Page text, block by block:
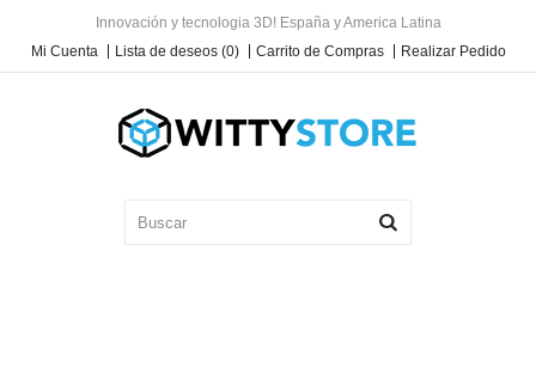
Innovación y tecnologia 3D! España y America Latina
Mi Cuenta
Lista de deseos (0) Carrito de Compras Realizar Pedido